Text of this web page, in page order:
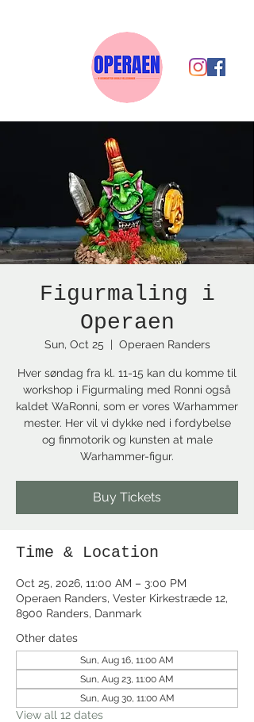
Figurmaling i
Operaen
Sun, Oct 25
  |
Operaen Randers
Hver søndag fra kl. 11-15 kan du komme til
workshop i Figurmaling med Ronni også
kaldet WaRonni, som er vores Warhammer
mester. Her vil vi dykke ned i fordybelse
og finmotorik og kunsten at male
Warhammer-figur.
Buy Tickets
Time & Location
Oct 25, 2026, 11:00 AM – 3:00 PM
Operaen Randers, Vester Kirkestræde 12,
8900 Randers, Danmark
Other dates
Sun, Aug 16, 11:00 AM
Sun, Aug 23, 11:00 AM
Sun, Aug 30, 11:00 AM
View all 12 dates